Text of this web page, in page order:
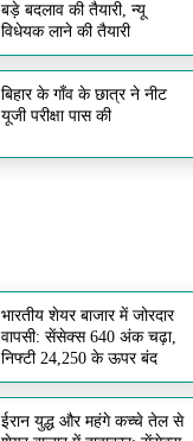
बड़े बदलाव की तैयारी, न्यू
विधेयक लाने की तैयारी
बिहार के गाँव के छात्र ने नीट
यूजी परीक्षा पास की
भारतीय शेयर बाजार में जोरदार
वापसी: सेंसेक्स 640 अंक चढ़ा,
निफ्टी 24,250 के ऊपर बंद
ईरान युद्ध और महंगे कच्चे तेल से